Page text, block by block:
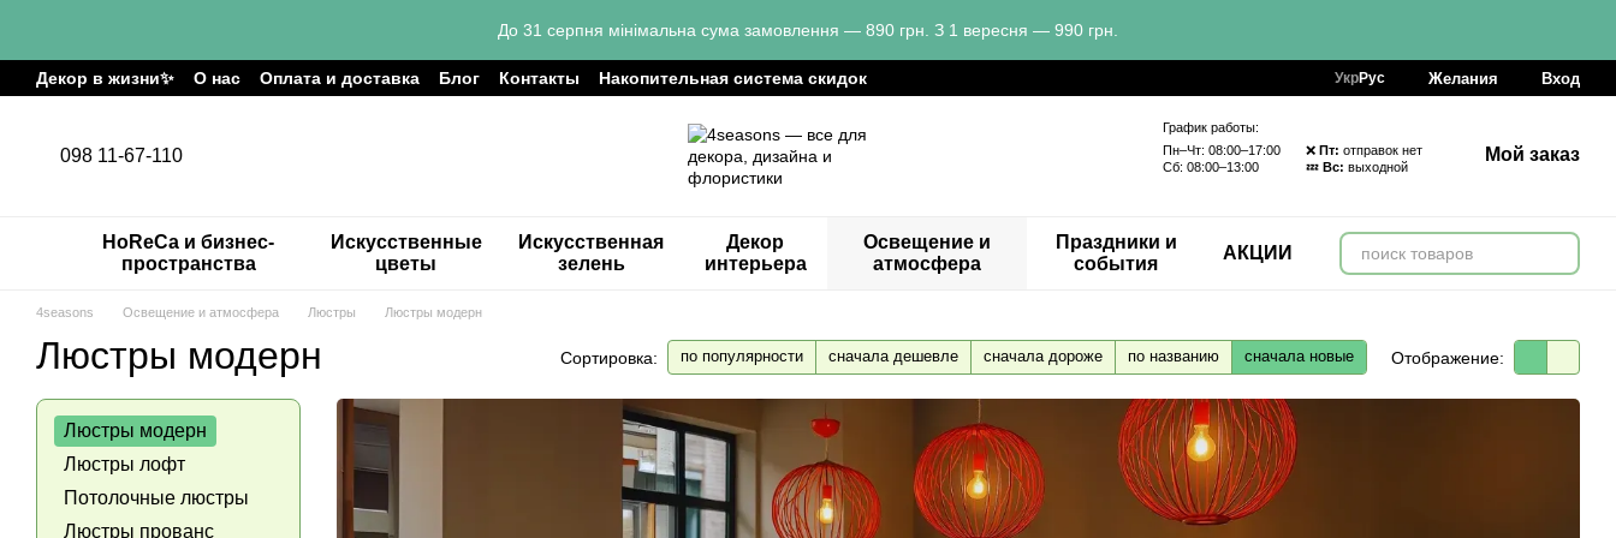
До 31 серпня мінімальна сума замовлення — 890 грн. З 1 вересня — 990 грн.
Декор в жизни✨ О нас Оплата и доставка Блог Контакты Накопительная система скидок УкрРус Желания Вход
098 11-67-110
График работы:
Пн–Чт: 08:00–17:00 ❌ Пт: отправок нет
Сб: 08:00–13:00 💤 Вс: выходной
Мой заказ
HoReCa и бизнес-
пространства
Искусственные
цветы
Искусственная
зелень
Декор
интерьера
Освещение и
атмосфера
Праздники и
события
АКЦИИ
4seasons Освещение и атмосфера Люстры Люстры модерн
Люстры модерн Сортировка: по популярности сначала дешевле сначала дороже по названию сначала новые Отображение:
Люстры модерн
Люстры лофт
Потолочные люстры
Люстры прованс